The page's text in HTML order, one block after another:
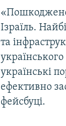
Ізраїль.
та
українські
ефективно
фейсбуці.